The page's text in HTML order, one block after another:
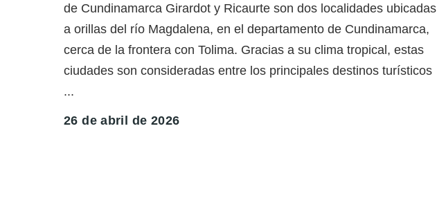
de Cundinamarca Girardot y Ricaurte son dos localidades ubicadas
a orillas del río Magdalena, en el departamento de Cundinamarca,
cerca de la frontera con Tolima. Gracias a su clima tropical, estas
ciudades son consideradas entre los principales destinos turísticos
...
26 de abril de 2026